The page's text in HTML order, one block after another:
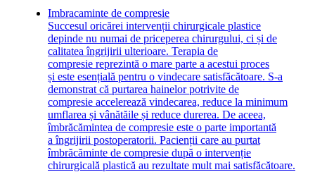
Imbracaminte de compresie
Succesul oricărei intervenții chirurgicale plastice
depinde nu numai de priceperea chirurgului, ci și de
calitatea îngrijirii ulterioare. Terapia de
compresie reprezintă o mare parte a acestui proces
și este esențială pentru o vindecare satisfăcătoare. S-a
demonstrat că purtarea hainelor potrivite de
compresie accelerează vindecarea, reduce la minimum
umflarea și vânătăile și reduce durerea. De aceea,
îmbrăcămintea de compresie este o parte importantă
a îngrijirii postoperatorii. Pacienții care au purtat
îmbrăcăminte de compresie după o intervenție
chirurgicală plastică au rezultate mult mai satisfăcătoare.